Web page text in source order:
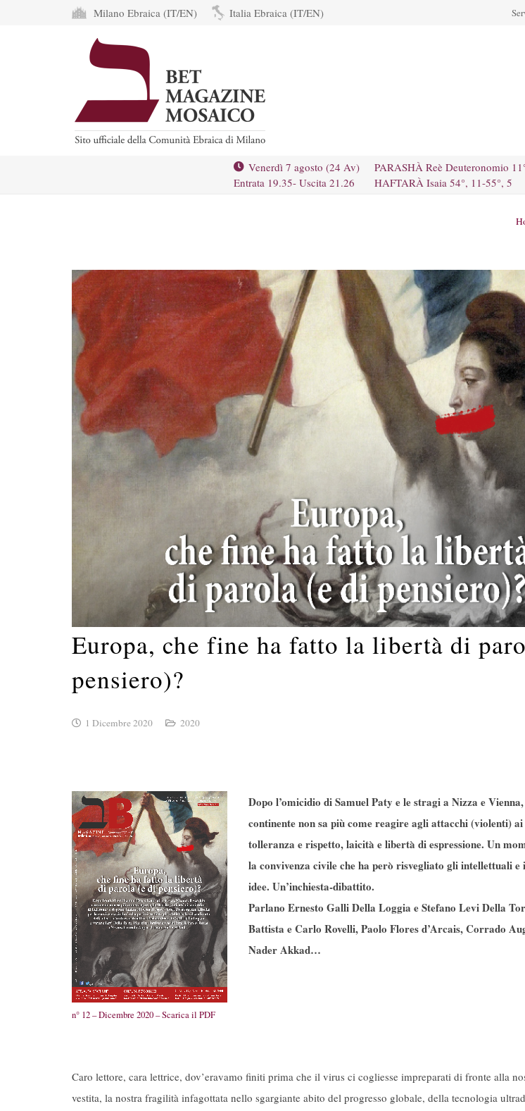
Milano Ebraica (IT/EN) Italia Ebraica (IT/EN)
Venerdì 7 agosto (24 Av)
Entrata 19.35- Uscita 21.26
PARASHÀ Reè Deuteronomio
HAFTARÀ Isaia 54°, 11-55°, 5
Europa, che fine ha fatto la libertà di
pensiero)?
1 Dicembre 2020 2020
n° 12 – Dicembre 2020 – Scarica il PDF
Dopo l’omicidio di Samuel Paty e le stragi a Nizza e
continente non sa più come reagire agli attacchi (violenti)
tolleranza e rispetto, laicità e libertà di espressione. Un
la convivenza civile che ha però risvegliato gli intellettuali
idee. Un’inchiesta-dibattito.
Parlano Ernesto Galli Della Loggia e Stefano Levi Della
Battista e Carlo Rovelli, Paolo Flores d’Arcais, Corrado
Nader Akkad…
Caro lettore, cara lettrice, dov’eravamo finiti prima che il virus ci cogliesse impreparati di fronte alla
vestita, la nostra fragilità infagottata nello sgargiante abito del progresso globale, della tecnologia